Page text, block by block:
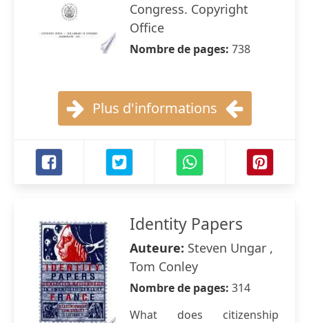
Congress. Copyright
Office
Nombre de pages: 738
Plus d'informations
Identity Papers
Auteure: Steven Ungar ,
Tom Conley
Nombre de pages: 314
What does citizenship